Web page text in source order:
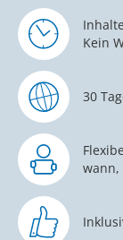
Kein
30
wann,